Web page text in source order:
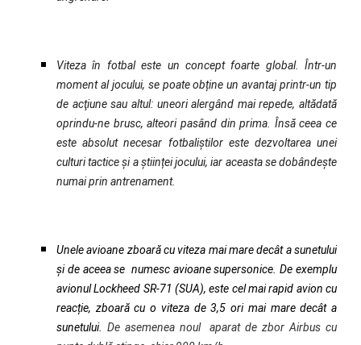
Viteza în fotbal este un concept foarte global. Într-un
moment al jocului, se poate obține un avantaj printr-un tip
de acţiune sau altul: uneori alergând mai repede, altădată
oprindu-ne brusc, alteori pasând din prima. Însă ceea ce
este absolut necesar fotbaliștilor este dezvoltarea unei
culturi tactice și a științei jocului, iar aceasta se dobândește
numai prin antrenament.
Unele avioane zboară cu viteza mai mare decât a sunetului
și de aceea se numesc avioane supersonice. De exemplu
avionul Lockheed SR-71 (SUA), este cel mai rapid avion cu
reacție, zboară cu o viteza de 3,5 ori mai mare decât a
sunetului. De asemenea noul aparat de zbor Airbus cu